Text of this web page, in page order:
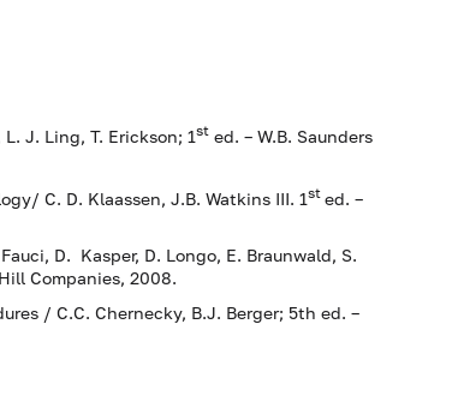
J. Ling, T. Erickson; 1st ed. – W.B. Saunders
C. D. Klaassen, J.B. Watkins III. 1st ed. –
D. Kasper, D. Longo, E. Braunwald, S.
Companies, 2008.
/ С.С. Chernecky, В.J. Berger; 5th ed. –